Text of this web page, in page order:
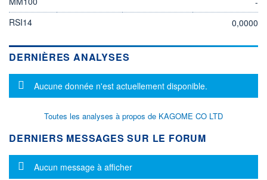
RSI14
0,0000
DERNIÈRES ANALYSES
Message d'information
Aucune donnée n'est actuellement disponible.
Toutes les analyses à propos de KAGOME CO LTD
DERNIERS MESSAGES SUR LE FORUM
Message d'information
Aucun message à afficher